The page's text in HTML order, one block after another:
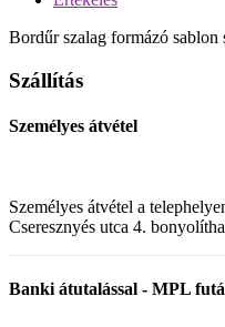
Bordűr szalag formázó
Szállítás
Személyes átvétel
Személyes átvétel a
Cseresznyés utca 4.
Banki átutalással - MPL